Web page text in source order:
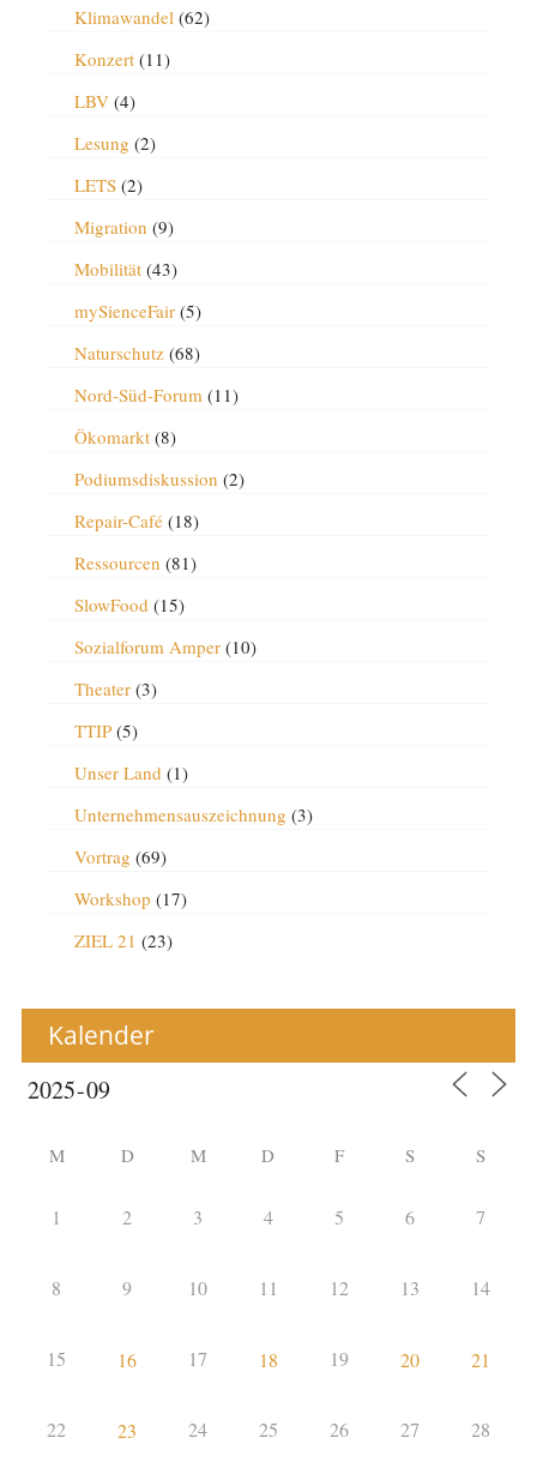
Klimawandel(62)
Konzert(11)
LBV(4)
Lesung (2)
LETS(2)
Migration (9)
Mobilität(43)
mySienceFair(5)
Naturschutz(68)
Nord-Süd-Forum(11)
Ökomarkt(8)
Podiumsdiskussion (2)
Repair-Café(18)
Ressourcen (81)
SlowFood (15)
Sozialforum Amper(10)
Theater(3)
TTIP(5)
Unser Land (1)
Unternehmensauszeichnung (3)
Vortrag (69)
Workshop (17)
ZIEL 21 (23)
Kalender
M D M D F S S
1 2 3 4 5 6 7
8 9 10 11 12 13 14
15 16 17 18 19 20 21
22 23 24 25 26 27 28